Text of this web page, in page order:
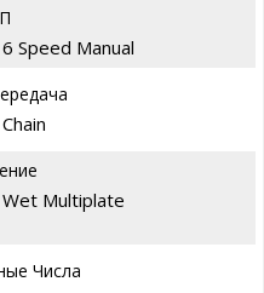
6 Speed Manual
Chain
Wet Multiplate
Числа